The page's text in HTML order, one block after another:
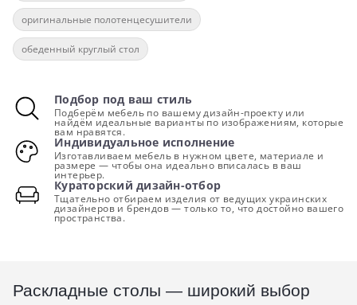
оригинальные полотенцесушители
обеденный круглый стол
Подбор под ваш стиль
Подберём мебель по вашему дизайн-проекту или
найдём идеальные варианты по изображениям, которые
вам нравятся.
Индивидуальное исполнение
Изготавливаем мебель в нужном цвете, материале и
размере — чтобы она идеально вписалась в ваш
интерьер.
Кураторский дизайн-отбор
Тщательно отбираем изделия от ведущих украинских
дизайнеров и брендов — только то, что достойно вашего
пространства.
Раскладные столы — широкий выбор